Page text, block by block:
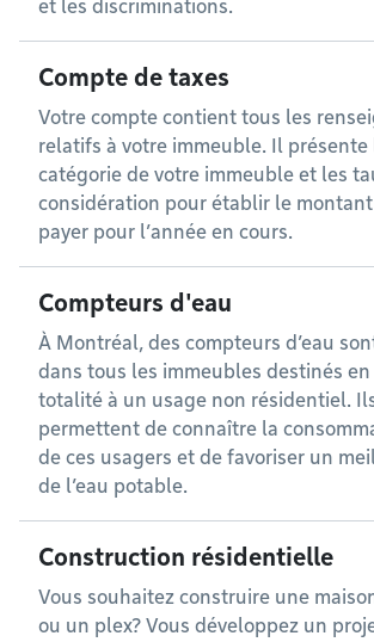
et les discriminations.
Compte de taxes
Votre compte contient tous les
relatifs à votre immeuble. Il présente
catégorie de votre immeuble et les
considération pour établir le montant
payer pour l’année en cours.
Compteurs d'eau
À Montréal, des compteurs d’eau
dans tous les immeubles destinés
totalité à un usage non résidentiel.
permettent de connaître la
de ces usagers et de favoriser un
de l’eau potable.
Construction résidentielle
Vous souhaitez construire une
ou un plex? Vous développez un